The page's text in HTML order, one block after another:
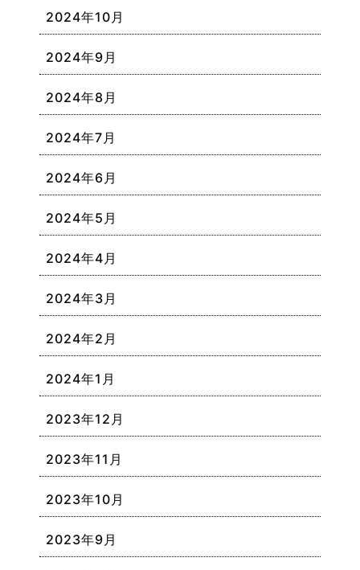
2024年10月
2024年9月
2024年8月
2024年7月
2024年6月
2024年5月
2024年4月
2024年3月
2024年2月
2024年1月
2023年12月
2023年11月
2023年10月
2023年9月